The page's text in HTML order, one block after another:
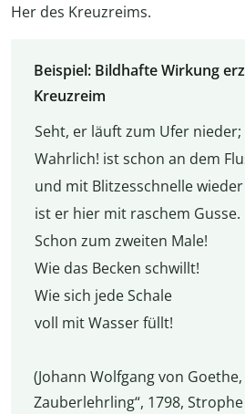
Her des Kreuzreims.
Beispiel: Bildhafte Wirkung
Kreuzreim
Seht, er läuft zum Ufer nieder;
Wahrlich! ist schon an dem
und mit Blitzesschnelle wieder
ist er hier mit raschem Gusse.
Schon zum zweiten Male!
Wie das Becken schwillt!
Wie sich jede Schale
voll mit Wasser füllt!
(Johann Wolfgang von
Zauberlehrling“, 1798, Strophe